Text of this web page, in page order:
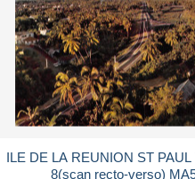
ILE DE LA REUNION ST PAUL
8(scan recto-verso)